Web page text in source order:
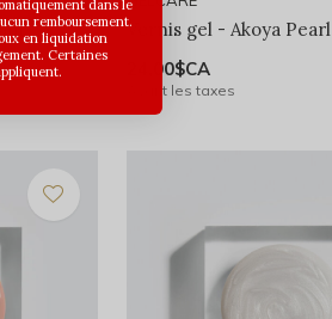
Vernis gel - Akoya Pearl
24,00$CA
Avant les taxes
dans le
remboursement.
en liquidation
Certaines